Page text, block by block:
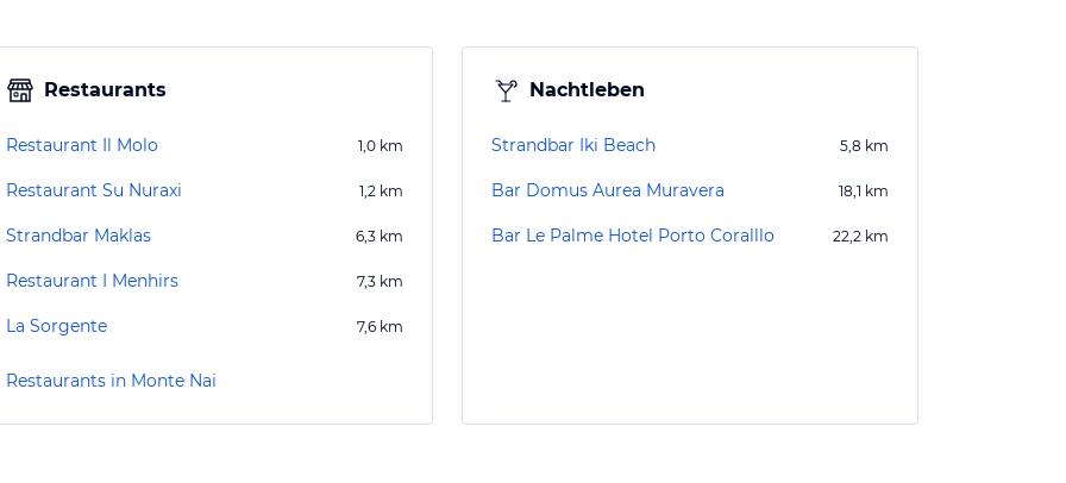
Restaurants
Restaurant Il Molo 1,0 km
Restaurant Su Nuraxi 1,2 km
Strandbar Maklas 6,3 km
Restaurant I Menhirs 7,3 km
La Sorgente 7,6 km
Restaurants in Monte Nai
Nachtleben
Strandbar Iki Beach 5,8 km
Bar Domus Aurea Muravera 18,1 km
Bar Le Palme Hotel Porto Coralllo 22,2 km